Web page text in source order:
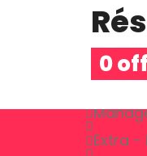
0
Extra -